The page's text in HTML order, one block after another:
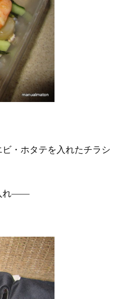
・ホタテを入れたチラシ
れ――